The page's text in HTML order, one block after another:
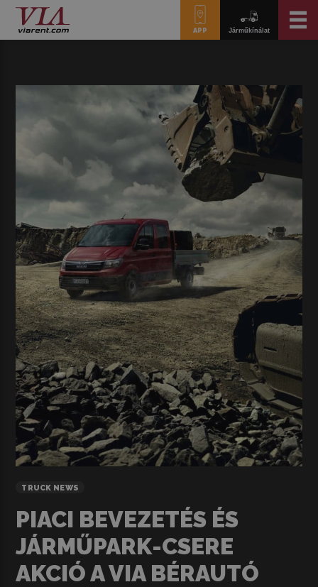
APP Járműkínálat
TRUCK NEWS
PIACI BEVEZETÉS ÉS
JÁRMŰPARK-CSERE
AKCIÓ A VIA BÉRAUTÓ